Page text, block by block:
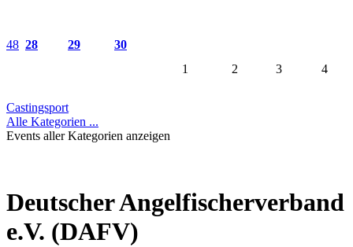
48 28 29
30
1
2 3 4
Castingsport
Alle Kategorien ...
Events aller Kategorien anzeigen
Deutscher Angelfischerverband
e.V. (DAFV)